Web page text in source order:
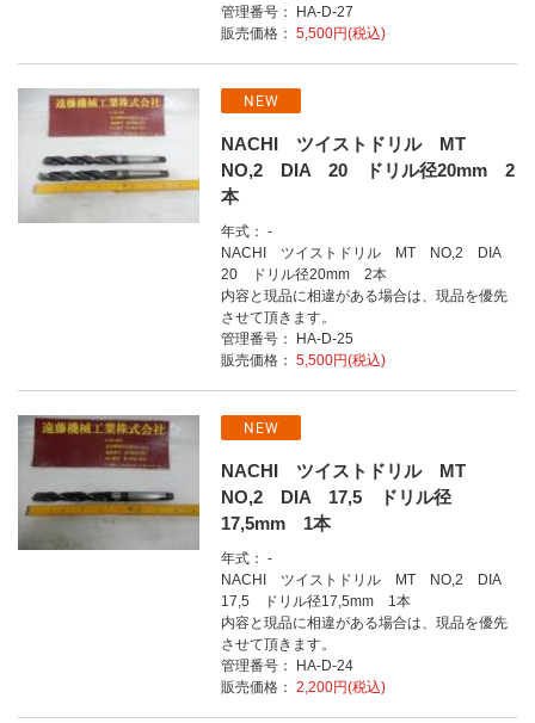
管理番号： HA-D-27
販売価格：5,500円(税込)
NEW
NACHI ツイストドリル MT
NO,2 DIA 20 ドリル径20mm 2
本
年式： -
NACHI ツイストドリル MT NO,2 DIA
20 ドリル径20mm 2本
内容と現品に相違がある場合は、現品を優先
させて頂きます。
管理番号： HA-D-25
販売価格：5,500円(税込)
NEW
NACHI ツイストドリル MT
NO,2 DIA 17,5 ドリル径
17,5mm 1本
年式： -
NACHI ツイストドリル MT NO,2 DIA
17,5 ドリル径17,5mm 1本
内容と現品に相違がある場合は、現品を優先
させて頂きます。
管理番号： HA-D-24
販売価格：2,200円(税込)